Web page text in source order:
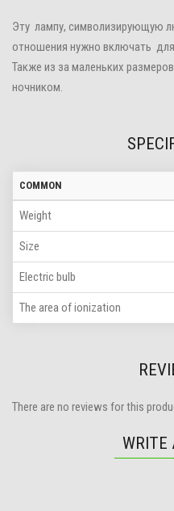
Эту лампу, символизирующую
отношения нужно включать для
Также из за маленьких
ночником.
COMMON
Weight
Size
Electric bulb
The area of ionization
There are no reviews for this
WRITE